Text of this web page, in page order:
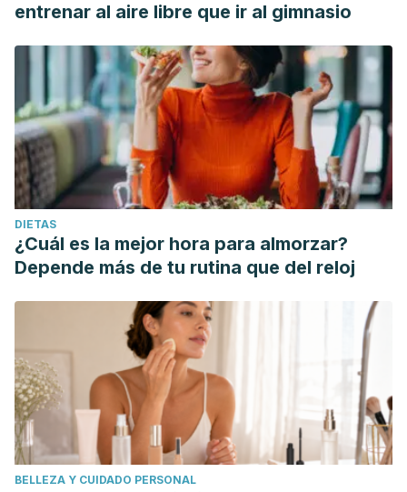
entrenar al aire libre que ir al gimnasio
DIETAS
¿Cuál es la mejor hora para almorzar?
Depende más de tu rutina que del reloj
BELLEZA Y CUIDADO PERSONAL